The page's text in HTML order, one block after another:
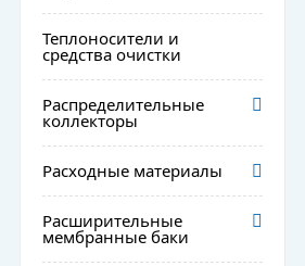
Теплоносители и
средства очистки
Распределительные
коллекторы
Расходные материалы
Расширительные
мембранные баки